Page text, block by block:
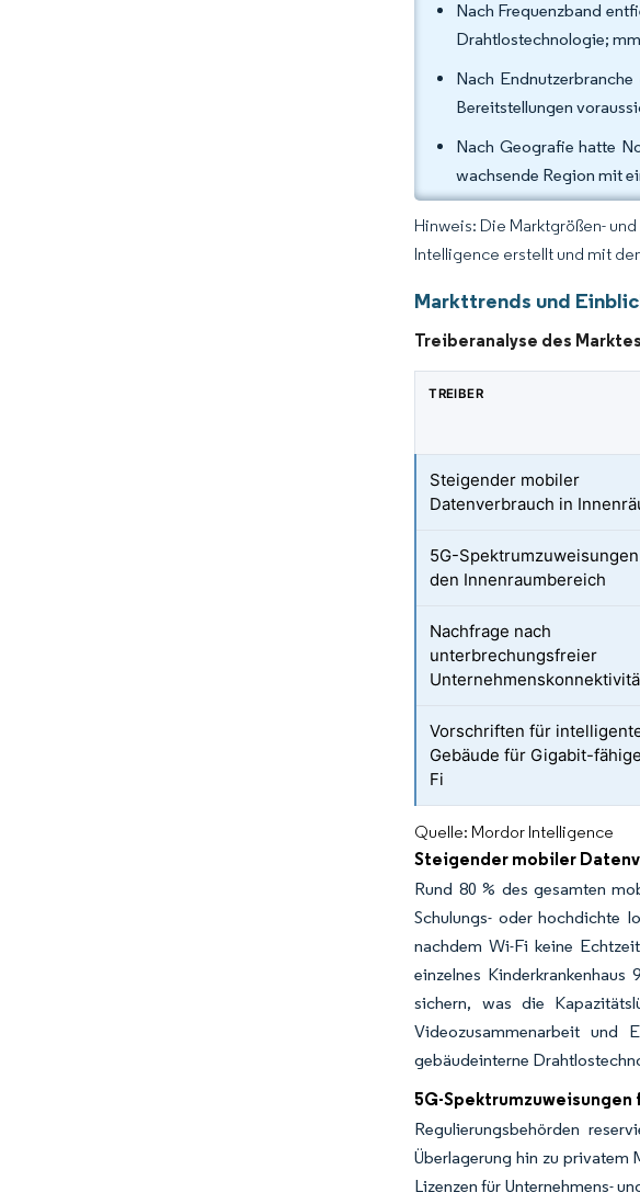
Nach Frequenzband
Drahtlostechnologie;
Nach
Bereitstellungen
Nach Geografie hatte
wachsende Region mit
Hinweis: Die Marktgrößen-
Intelligence erstellt und mit
Markttrends und
Treiberanalyse des
TREIBER
Steigender mobiler
Datenverbrauch in
5G-
den Innenraumbereich
Nachfrage nach
unterbrechungsfreier
Vorschriften für
Gebäude für Gigabit-
Fi
Quelle: Mordor Intelligence
Steigender mobiler
Rund 80 % des gesamten
Schulungs- oder hochdichte
nachdem Wi-Fi keine
einzelnes
sichern, was die
Videozusammenarbeit und
gebäudeinterne
5G-
Regulierungsbehörden
Überlagerung hin zu privatem
Lizenzen für Unternehmens-